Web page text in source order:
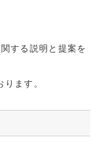
する説明と提案を
ます。